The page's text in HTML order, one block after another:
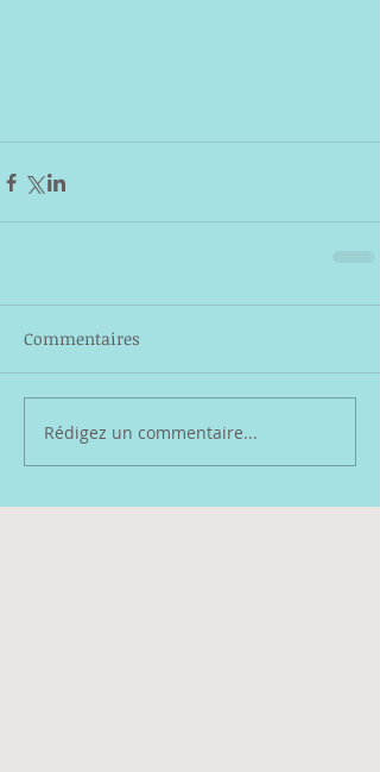
Commentaires
Rédigez un commentaire...